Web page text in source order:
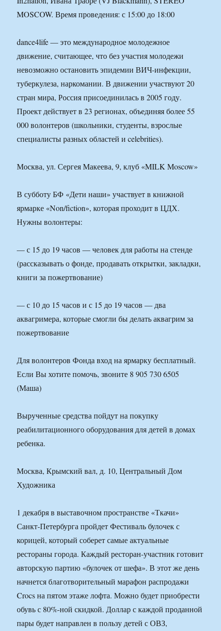
MOSCOW. Время проведения: с 15:00 до 18:00
dance4life — это международное молодежное
движение, считающее, что без участия молодежи
невозможно остановить эпидемии ВИЧ-инфекции,
туберкулеза, наркомании. В движении участвуют 20
стран мира, Россия присоединилась в 2005 году.
Проект действует в 23 регионах, объединяя более 55
000 волонтеров (школьники, студенты, взрослые
специалисты разных областей и celebrities).
Москва, ул. Сергея Макеева, 9, клуб «MILK Moscow»
В субботу БФ «Дети наши» участвует в книжной
ярмарке «Non/fiction», которая проходит в ЦДХ.
Нужны волонтеры:
— с 15 до 19 часов — человек для работы на стенде
(рассказывать о фонде, продавать открытки, закладки,
книги за пожертвование)
— с 10 до 15 часов и с 15 до 19 часов — два
аквагримера, которые смогли бы делать аквагрим за
пожертвование
Для волонтеров Фонда вход на ярмарку бесплатный.
Если Вы хотите помочь, звоните 8 905 730 6505
(Маша)
Вырученные средства пойдут на покупку
реабилитационного оборудования для детей в домах
ребенка.
Москва, Крымский вал, д. 10, Центральный Дом
Художника
1 декабря в выставочном пространстве «Ткачи»
Санкт-Петербурга пройдет Фестиваль булочек с
корицей, который соберет самые актуальные
рестораны города. Каждый ресторан-участник готовит
авторскую партию «булочек от шефа». В этот же день
начнется благотворительный марафон распродажи
Crocs на пятом этаже лофта. Можно будет приобрести
обувь с 80%-ной скидкой. Доллар с каждой проданной
пары будет направлен в пользу детей с ОВЗ,